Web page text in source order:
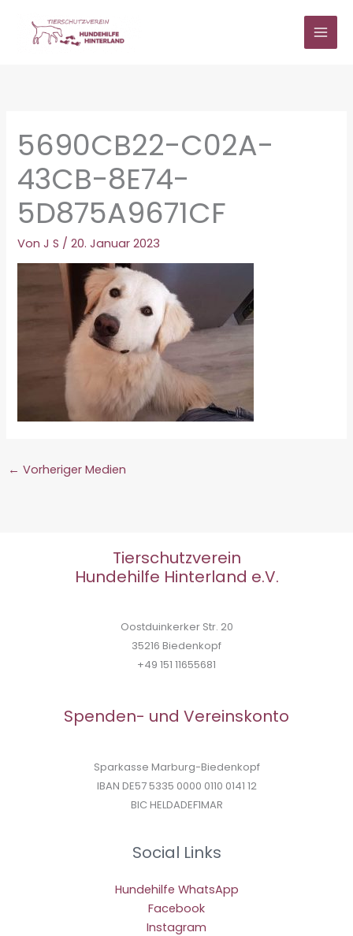
springen
5690CB22-C02A-
43CB-8E74-
5D875A9671CF
VonJ S /20. Januar 2023
← Vorheriger Medien
Tierschutzverein
Hundehilfe Hinterland e.V.
Oostduinkerker Str. 20
35216 Biedenkopf
+49 151 11655681
Spenden- und Vereinskonto
Sparkasse Marburg-Biedenkopf
IBAN DE57 5335 0000 0110 0141 12
BIC HELDADEF1MAR
Social Links
Hundehilfe WhatsApp
Facebook
Instagram